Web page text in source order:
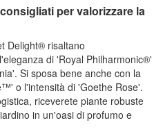
per valorizzare la
Delight® risaltano
di 'Royal Philharmonic®'
Si sposa bene anche con la
o l'intensità di 'Goethe Rose'.
riceverete piante robuste
in un'oasi di profumo e